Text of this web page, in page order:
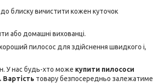
блиску вичистити кожен куточок
або домашні вихованці.
пилосос для здійснення швидкого і,
У нас будь-хто може купити пилососи
Вартість товару безпосередньо залежатиме